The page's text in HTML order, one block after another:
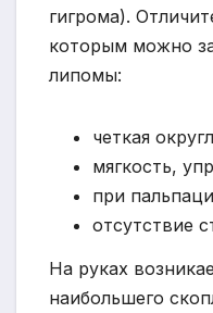
гигрома).
которым можно
липомы:
четкая
мягкость,
при
отсутствие
На руках
наибольшего